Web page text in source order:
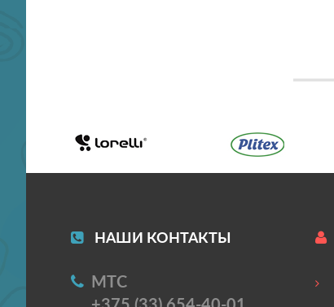
НАШИ КОНТАКТЫ
МТС